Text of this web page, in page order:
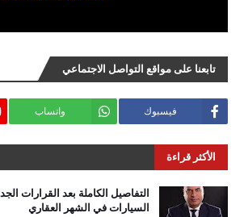
تابعنا على مواقع التواصل الاجتماعي
فيسبوك واتساب
الأكثر قراءة
التفاصيل الكاملة بعد القرارات
السيارات في الشهر العقاري